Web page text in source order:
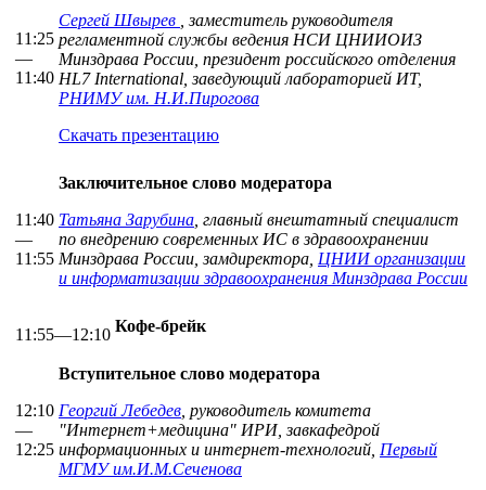
11:25
—
11:40
Сергей Швырев
, заместитель руководителя
регламентной службы ведения НСИ ЦНИИОИЗ
Минздрава России, президент российского отделения
HL7 International, заведующий лабораторией ИТ,
РНИМУ им. Н.И.Пирогова
Скачать презентацию
11:40
—
11:55
Заключительное слово модератора
Татьяна Зарубина , главный внештатный специалист
по внедрению современных ИС в здравоохранении
Минздрава России, замдиректора, ЦНИИ организации
и информатизации здравоохранения Минздрава России
11:55—12:10 Кофе-брейк
12:10
—
12:25
Вступительное слово модератора
Георгий Лебедев , руководитель комитета
"Интернет+медицина" ИРИ, завкафедрой
информационных и интернет-технологий, Первый
МГМУ им.И.М.Сеченова